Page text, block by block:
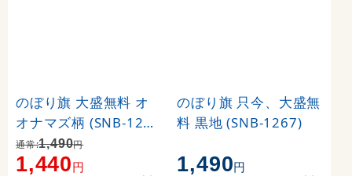
のぼり旗 大盛無料 オ
オナマズ柄 (SNB-1214
)
通常:1,490円
1,440円
のぼり旗 只今、大盛無
料 黒地 (SNB-1267)
1,490円